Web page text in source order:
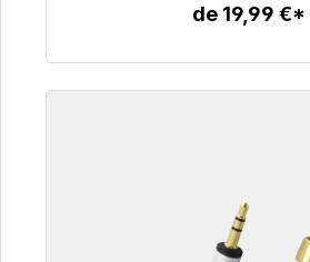
de 19,99 €*